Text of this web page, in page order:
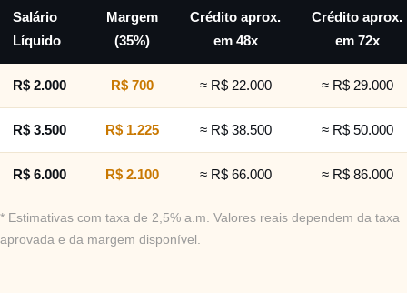
Salário
Líquido
Margem
(35%)
Crédito aprox.
em 48x
Crédito aprox.
em 72x
R$ 2.000 R$ 700 ≈ R$ 22.000 ≈ R$ 29.000
R$ 3.500 R$ 1.225 ≈ R$ 38.500 ≈ R$ 50.000
R$ 6.000 R$ 2.100 ≈ R$ 66.000 ≈ R$ 86.000
* Estimativas com taxa de 2,5% a.m. Valores reais dependem da taxa
aprovada e da margem disponível.